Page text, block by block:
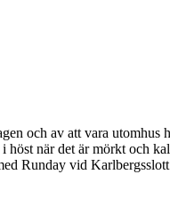
och av att vara utomhus
höst när det är mörkt och
Runday vid